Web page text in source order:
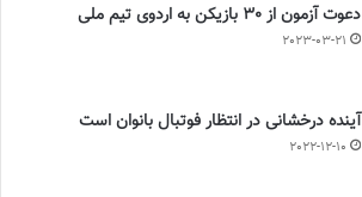
دعوت آزمون از 30 بازیکن به اردوی تیم ملی
2023-03-21
آینده درخشانی در انتظار فوتبال بانوان است
2022-12-10